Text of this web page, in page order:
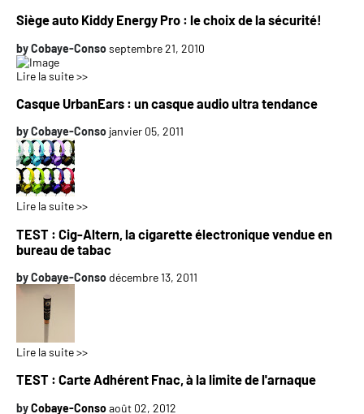
Siège auto Kiddy Energy Pro : le choix de la sécurité!
byCobaye-Consoseptembre 21, 2010
Lire la suite >>
Casque UrbanEars : un casque audio ultra tendance
byCobaye-Conso janvier 05, 2011
Lire la suite >>
TEST : Cig-Altern, la cigarette électronique vendue en
bureau de tabac
byCobaye-Conso décembre 13, 2011
Lire la suite >>
TEST : Carte Adhérent Fnac, à la limite de l'arnaque
byCobaye-Consoaoût 02, 2012